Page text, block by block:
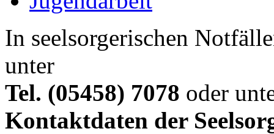
In seelsorgerischen
unter
Tel. (05458) 7078 oder
Kontaktdaten der